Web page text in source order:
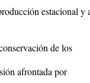
estacional
de los
afrontada por